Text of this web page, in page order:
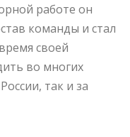
работе он
команды и стал
своей
во многих
так и за